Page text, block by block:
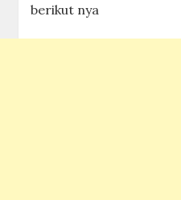
berikut nya